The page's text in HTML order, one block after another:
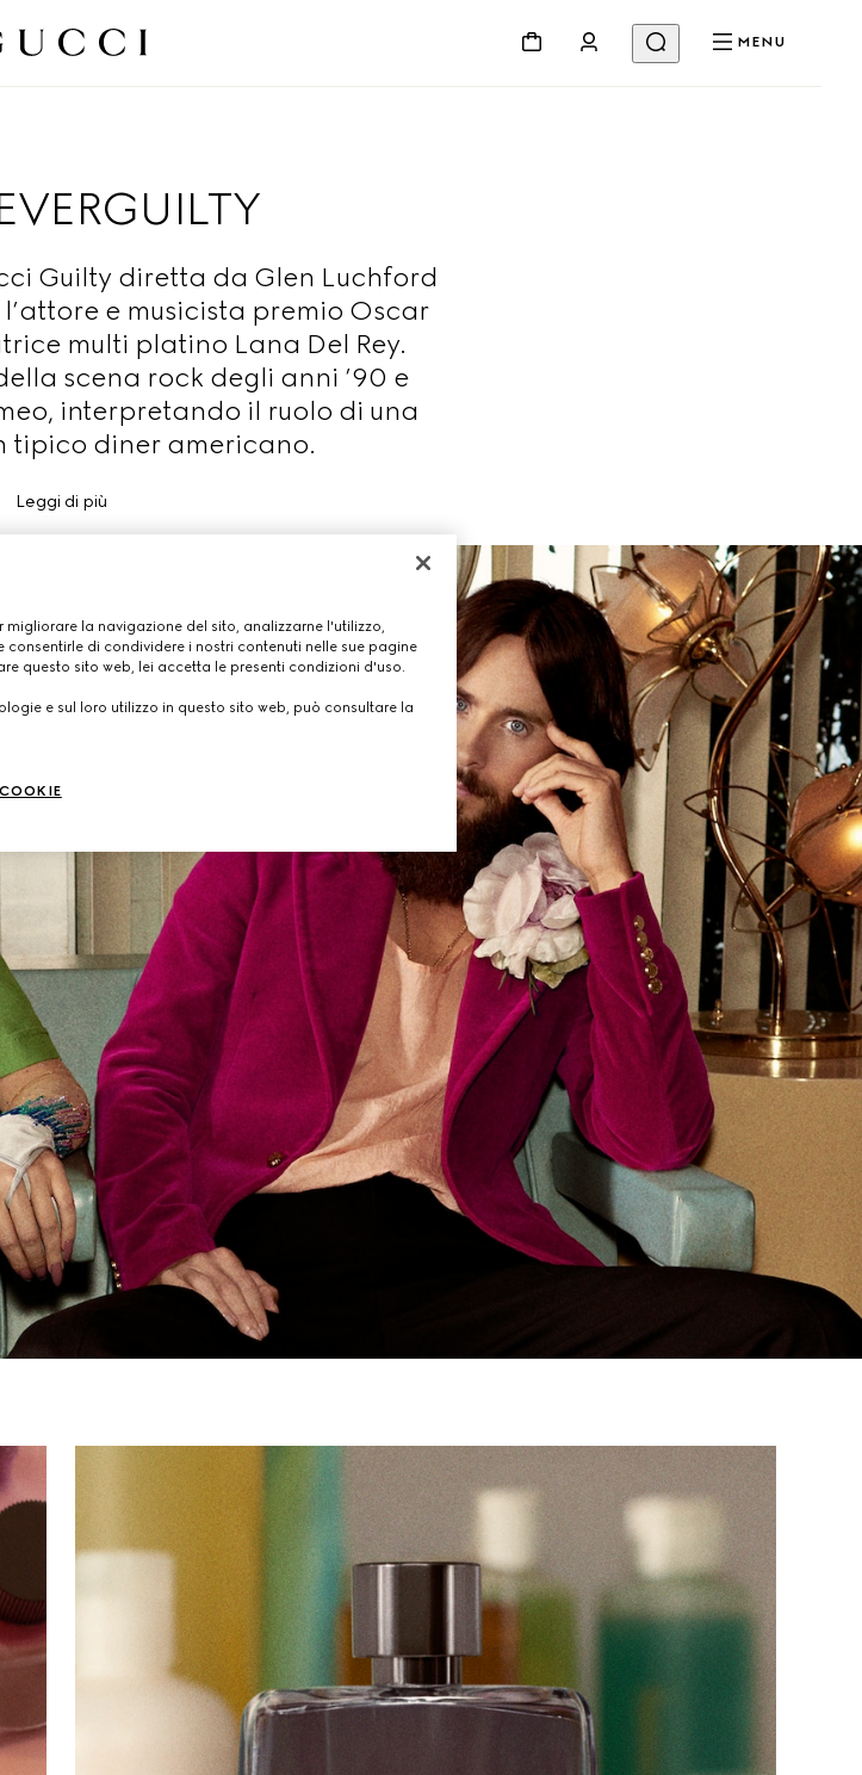
MENU
Guilty diretta da Glen Luchford
e musicista premio Oscar
multi platino Lana Del Rey.
scena rock degli anni ’90 e
interpretando il ruolo di una
tipico diner americano.
Leggi di più
la navigazione del sito, analizzarne l'utilizzo,
di condividere i nostri contenuti nelle sue pagine
questo sito web, lei accetta le presenti condizioni d'uso.
e sul loro utilizzo in questo sito web, può consultare la